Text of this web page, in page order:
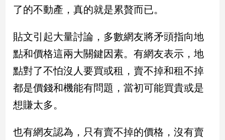
民
調
國
會
焦
觀
兩
了的不動產，真的就是累贅而已。
貼文引起大量討論，多數網友將矛頭指向地
點和價格這兩大關鍵因素。有網友表示，地
點對了不怕沒人要買或租，賣不掉和租不掉
都是價錢和機能有問題，當初可能買貴或是
想賺太多。
也有網友認為，只有賣不掉的價格，沒有賣